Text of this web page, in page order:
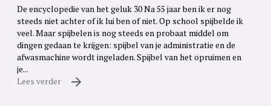
De encyclopedie van het geluk 30 Na 55 jaar ben ik er nog
steeds niet achter of ik lui ben of niet. Op school spijbelde ik
veel. Maar spijbelen is nog steeds en probaat middel om
dingen gedaan te krijgen: spijbel van je administratie en de
afwasmachine wordt ingeladen. Spijbel van het opruimen en
je...
Lees verder